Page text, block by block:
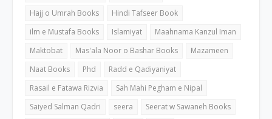
Hajj o Umrah Books
Hindi Tafseer Book
ilm e Mustafa Books
Islamiyat
Maahnama Kanzul Iman
Maktobat
Mas'ala Noor o Bashar Books
Mazameen
Naat Books
Phd
Radd e Qadiyaniyat
Rasail e Fatawa Rizvia
Sah Mahi Pegham e Nipal
Saiyed Salman Qadri
seera
Seerat w Sawaneh Books